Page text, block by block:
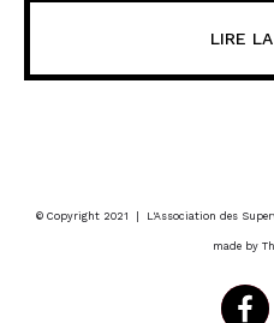
LIRE
© Copyright 2021 | L'Association des
made by